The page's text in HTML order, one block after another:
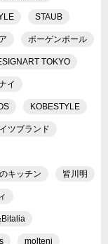
STAUB
ポーゲンポール
TOKYO
イ
KOBESTYLE
イツブランド
キッチン 皆川明
molteni